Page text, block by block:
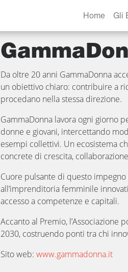
Home Gli
Da oltre 20 anni GammaDonna
un obiettivo chiaro: contribuire a
procedano nella stessa direzione.
GammaDonna lavora ogni giorno
donne e giovani, intercettando
esempi collettivi. Un ecosistema
concrete di crescita,
Cuore pulsante di questo
all’imprenditoria femminile
accesso a competenze e capitali.
Accanto al Premio, l’Associazione
2030, costruendo ponti tra chi
Sito web: www.gammadonna.it